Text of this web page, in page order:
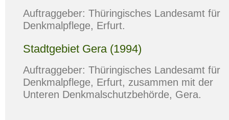
Auftraggeber: Thüringisches Landesamt für
Denkmalpflege, Erfurt.
Stadtgebiet Gera (1994)
Auftraggeber: Thüringisches Landesamt für
Denkmalpflege, Erfurt, zusammen mit der
Unteren Denkmalschutzbehörde, Gera.